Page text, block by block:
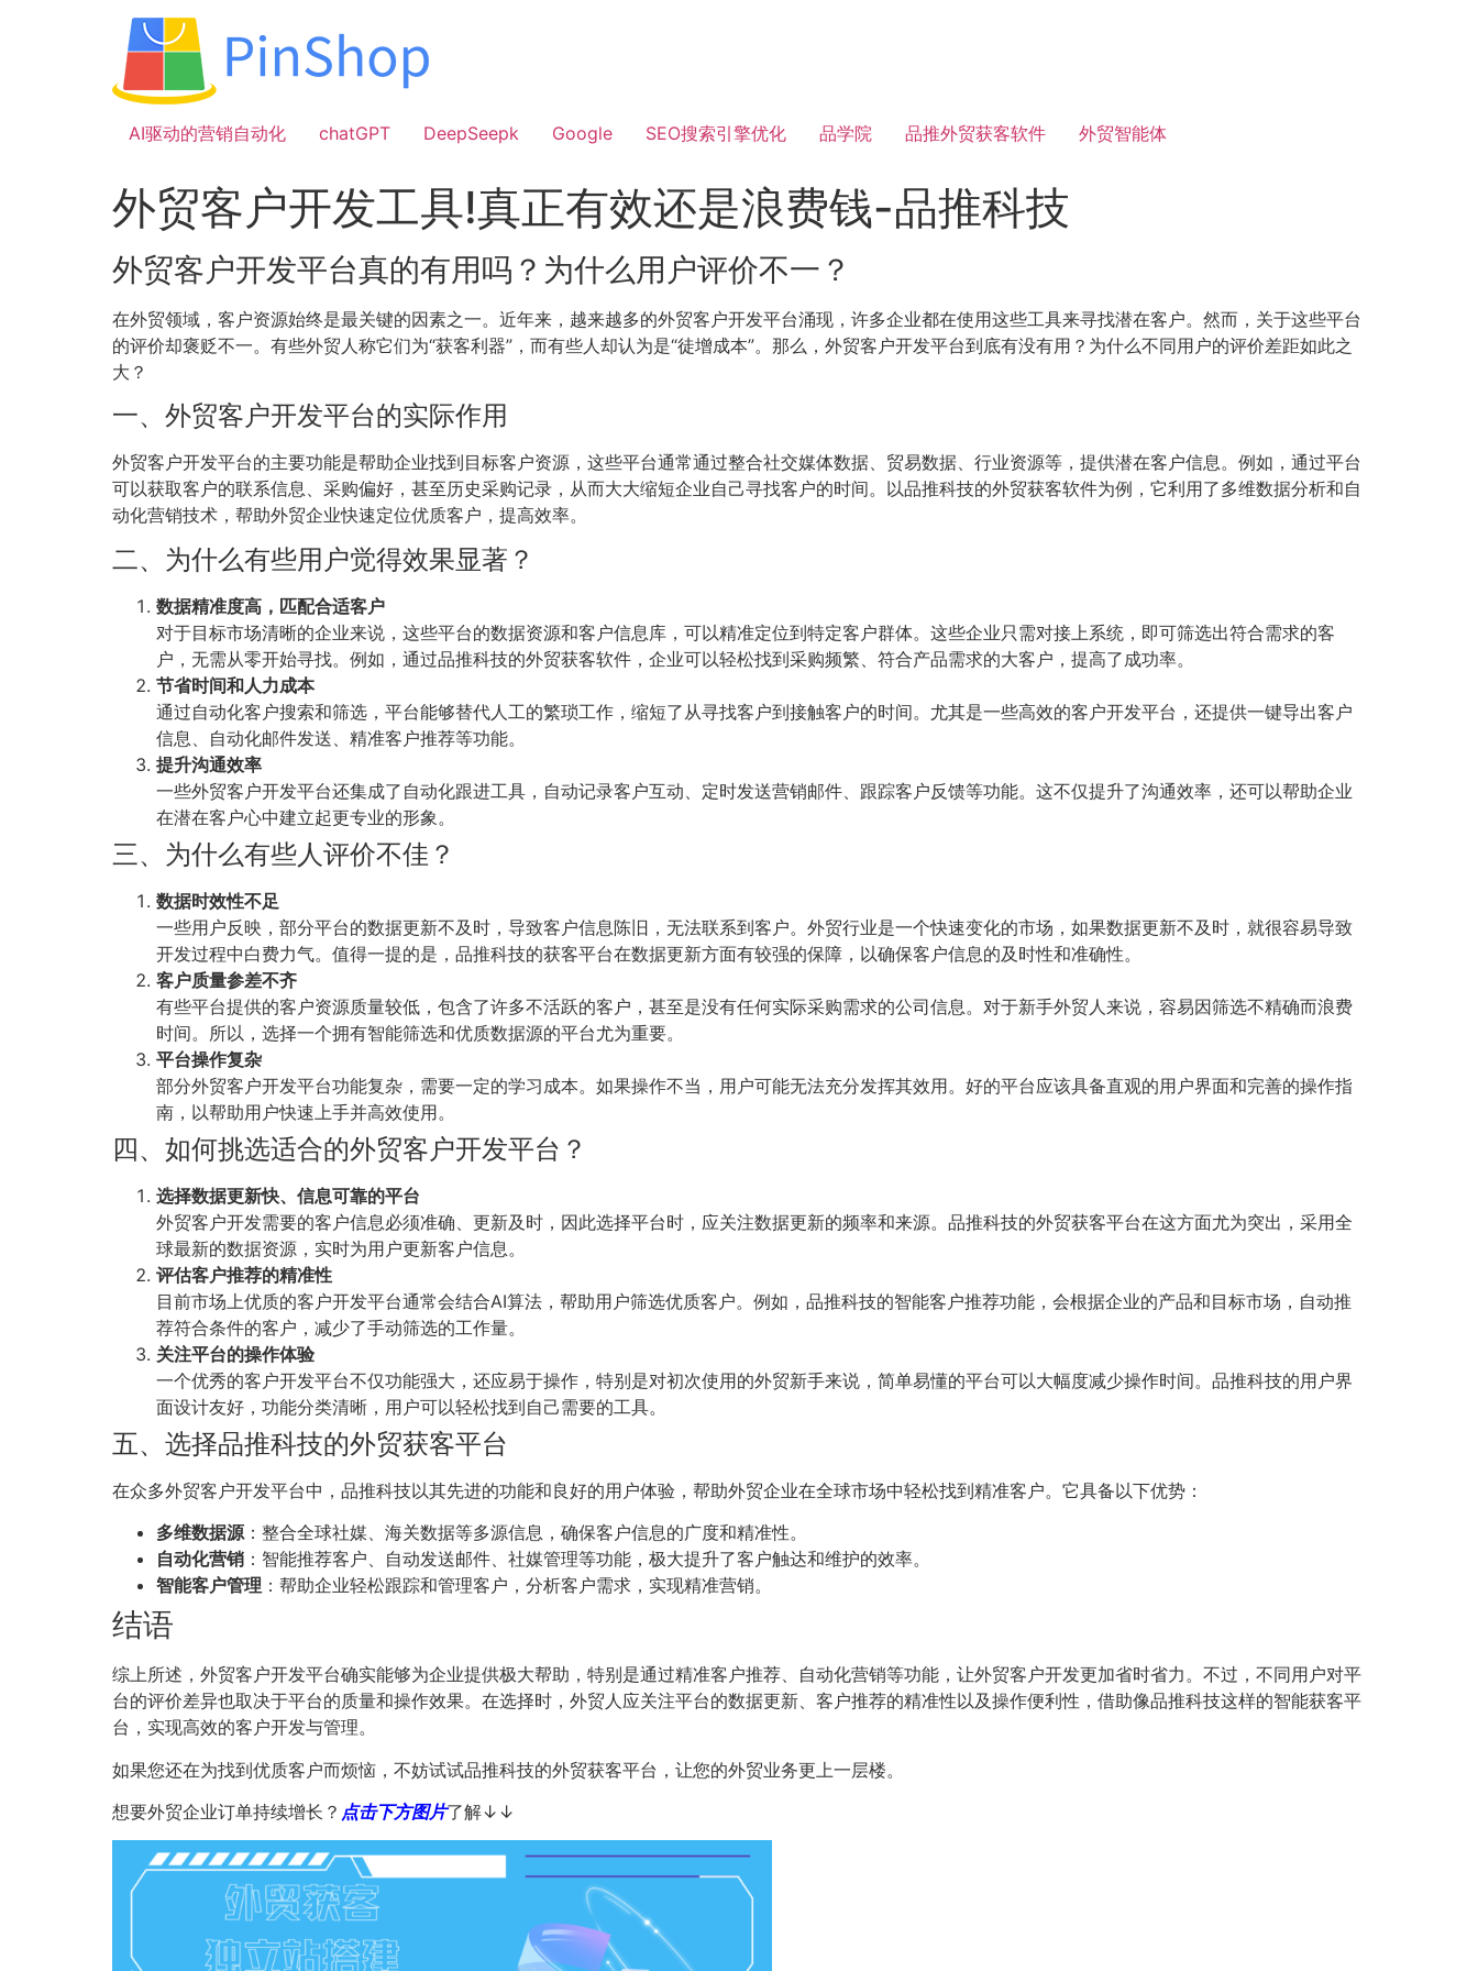
AI驱动的营销自动化
chatGPT DeepSeepk Google SEO搜索引擎优化 品学院 品推外贸获客软件 外贸智能体
外贸客户开发工具!真正有效还是浪费钱-品推科技
外贸客户开发平台真的有用吗？为什么用户评价不一？
在外贸领域，客户资源始终是最关键的因素之一。近年来，越来越多的外贸客户开发平台涌现，许多企业都在使用这些工具来寻找潜在客户。然而，关于这些平台
的评价却褒贬不一。有些外贸人称它们为“获客利器”，而有些人却认为是“徒增成本”。那么，外贸客户开发平台到底有没有用？为什么不同用户的评价差距如此之
大？
一、外贸客户开发平台的实际作用
外贸客户开发平台的主要功能是帮助企业找到目标客户资源，这些平台通常通过整合社交媒体数据、贸易数据、行业资源等，提供潜在客户信息。例如，通过平台
可以获取客户的联系信息、采购偏好，甚至历史采购记录，从而大大缩短企业自己寻找客户的时间。以品推科技的外贸获客软件为例，它利用了多维数据分析和自
动化营销技术，帮助外贸企业快速定位优质客户，提高效率。
二、为什么有些用户觉得效果显著？
数据精准度高，匹配合适客户
对于目标市场清晰的企业来说，这些平台的数据资源和客户信息库，可以精准定位到特定客户群体。这些企业只需对接上系统，即可筛选出符合需求的客
户，无需从零开始寻找。例如，通过品推科技的外贸获客软件，企业可以轻松找到采购频繁、符合产品需求的大客户，提高了成功率。
节省时间和人力成本
通过自动化客户搜索和筛选，平台能够替代人工的繁琐工作，缩短了从寻找客户到接触客户的时间。尤其是一些高效的客户开发平台，还提供一键导出客户
信息、自动化邮件发送、精准客户推荐等功能。
提升沟通效率
一些外贸客户开发平台还集成了自动化跟进工具，自动记录客户互动、定时发送营销邮件、跟踪客户反馈等功能。这不仅提升了沟通效率，还可以帮助企业
在潜在客户心中建立起更专业的形象。
三、为什么有些人评价不佳？
数据时效性不足
一些用户反映，部分平台的数据更新不及时，导致客户信息陈旧，无法联系到客户。外贸行业是一个快速变化的市场，如果数据更新不及时，就很容易导致
开发过程中白费力气。值得一提的是，品推科技的获客平台在数据更新方面有较强的保障，以确保客户信息的及时性和准确性。
客户质量参差不齐
有些平台提供的客户资源质量较低，包含了许多不活跃的客户，甚至是没有任何实际采购需求的公司信息。对于新手外贸人来说，容易因筛选不精确而浪费
时间。所以，选择一个拥有智能筛选和优质数据源的平台尤为重要。
平台操作复杂
部分外贸客户开发平台功能复杂，需要一定的学习成本。如果操作不当，用户可能无法充分发挥其效用。好的平台应该具备直观的用户界面和完善的操作指
南，以帮助用户快速上手并高效使用。
四、如何挑选适合的外贸客户开发平台？
选择数据更新快、信息可靠的平台
外贸客户开发需要的客户信息必须准确、更新及时，因此选择平台时，应关注数据更新的频率和来源。品推科技的外贸获客平台在这方面尤为突出，采用全
球最新的数据资源，实时为用户更新客户信息。
评估客户推荐的精准性
目前市场上优质的客户开发平台通常会结合AI算法，帮助用户筛选优质客户。例如，品推科技的智能客户推荐功能，会根据企业的产品和目标市场，自动推
荐符合条件的客户，减少了手动筛选的工作量。
关注平台的操作体验
一个优秀的客户开发平台不仅功能强大，还应易于操作，特别是对初次使用的外贸新手来说，简单易懂的平台可以大幅度减少操作时间。品推科技的用户界
面设计友好，功能分类清晰，用户可以轻松找到自己需要的工具。
五、选择品推科技的外贸获客平台
在众多外贸客户开发平台中，品推科技以其先进的功能和良好的用户体验，帮助外贸企业在全球市场中轻松找到精准客户。它具备以下优势：
多维数据源：整合全球社媒、海关数据等多源信息，确保客户信息的广度和精准性。
自动化营销 ：智能推荐客户、自动发送邮件、社媒管理等功能，极大提升了客户触达和维护的效率。
智能客户管理 ：帮助企业轻松跟踪和管理客户，分析客户需求，实现精准营销。
结语
综上所述，外贸客户开发平台确实能够为企业提供极大帮助，特别是通过精准客户推荐、自动化营销等功能，让外贸客户开发更加省时省力。不过，不同用户对平
台的评价差异也取决于平台的质量和操作效果。在选择时，外贸人应关注平台的数据更新、客户推荐的精准性以及操作便利性，借助像品推科技这样的智能获客平
台，实现高效的客户开发与管理。
如果您还在为找到优质客户而烦恼，不妨试试品推科技的外贸获客平台，让您的外贸业务更上一层楼。
想要外贸企业订单持续增长？ 点击下方图片了解↓↓